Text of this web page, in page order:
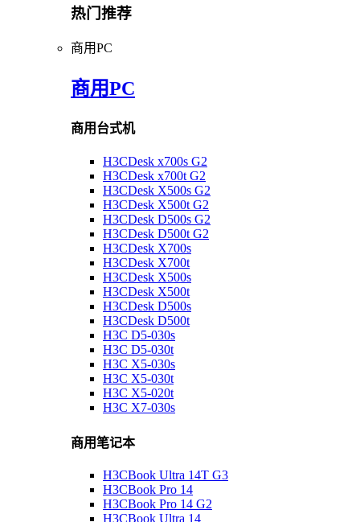
热门推荐
商用PC
商用PC
商用台式机
H3CDesk x700s G2
H3CDesk x700t G2
H3CDesk X500s G2
H3CDesk X500t G2
H3CDesk D500s G2
H3CDesk D500t G2
H3CDesk X700s
H3CDesk X700t
H3CDesk X500s
H3CDesk X500t
H3CDesk D500s
H3CDesk D500t
H3C D5-030s
H3C D5-030t
H3C X5-030s
H3C X5-030t
H3C X5-020t
H3C X7-030s
商用笔记本
H3CBook Ultra 14T G3
H3CBook Pro 14
H3CBook Pro 14 G2
H3CBook Ultra 14